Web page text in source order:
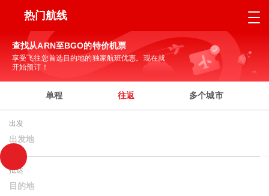
热门航线
查找从ARN至BGO的特价机票
享受飞往您首选目的地的独家航班优惠。现在就
开始预订！
单程 往返 多个城市
出发
出发地
抵达
目的地